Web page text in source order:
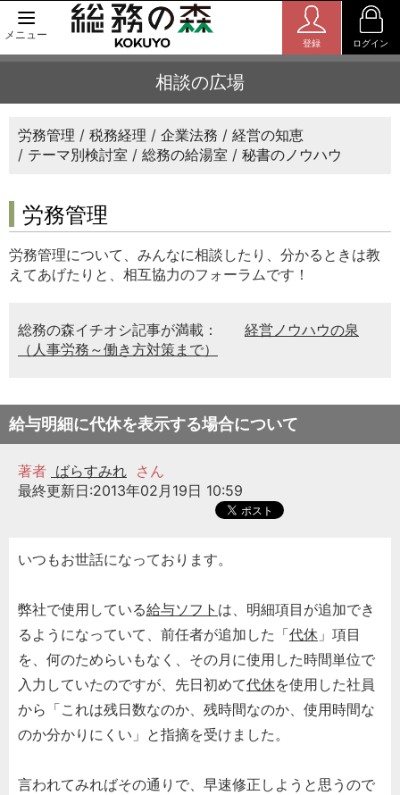
メニュー
登録 ログイン
相談の広場
労務管理 税務経理 企業法務
経営の知恵
テーマ別検討室
総務の給湯室 秘書のノウハウ
労務管理
労務管理について、みんなに相談したり、分かるときは教
えてあげたりと、相互協力のフォーラムです！
総務の森イチオシ記事が満載：
経営ノウハウの泉
（人事労務～働き方対策まで）
給与明細に代休を表示する場合について
著者 ばらすみれ さん
最終更新日:2013年02月19日 10:59
いつもお世話になっております。
弊社で使用している給与ソフト は、明細項目が追加でき
るようになっていて、前任者が追加した「代休 」項目
を、何のためらいもなく、その月に使用した時間単位で
入力していたのですが、先日初めて代休を使用した社員
から「これは残日数なのか、残時間なのか、使用時間な
のか分かりにくい」と指摘を受けました。
言われてみればその通りで、早速修正しようと思うので